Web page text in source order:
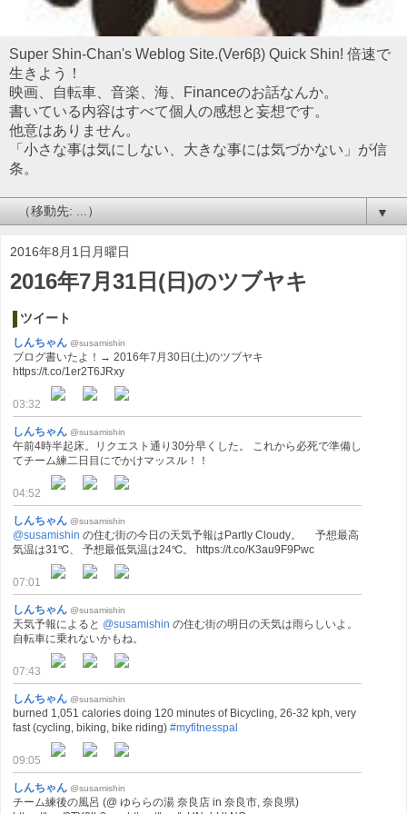
Super Shin-Chan's Weblog Site.(Ver6β) Quick Shin! 倍速で
生きよう！
映画、自転車、音楽、海、Financeのお話なんか。
書いている内容はすべて個人の感想と妄想です。
他意はありません。
「小さな事は気にしない、大きな事には気づかない」が信
条。
▼
2016年8月1日月曜日
2016年7月31日(日)のツブヤキ
ツイート
しんちゃん @susamishin
ブログ書いたよ！→ 2016年7月30日(土)のツブヤキ
https://t.co/1er2T6JRxy
03:32
しんちゃん @susamishin
午前4時半起床。リクエスト通り30分早くした。 これから必死で準備し
てチーム練二日目にでかけマッスル！！
04:52
しんちゃん @susamishin
@susamishin の住む街の今日の天気予報はPartly Cloudy。 予想最高
気温は31℃、 予想最低気温は24℃。 https://t.co/K3au9F9Pwc
07:01
しんちゃん @susamishin
天気予報によると @susamishin の住む街の明日の天気は雨らしいよ。
自転車に乗れないかもね。
07:43
しんちゃん @susamishin
burned 1,051 calories doing 120 minutes of Bicycling, 26-32 kph, very
fast (cycling, biking, bike riding) #myfitnesspal
09:05
しんちゃん @susamishin
チーム練後の風呂 (@ ゆららの湯 奈良店 in 奈良市, 奈良県)